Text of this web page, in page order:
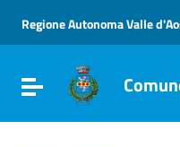
Vai al menu di
Vai al footer
Regione Autonoma Valle
Attiva / disattiva la